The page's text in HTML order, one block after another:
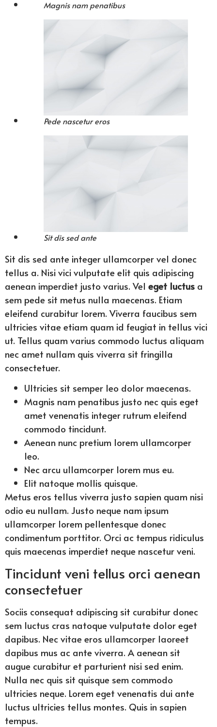
Magnis nam penatibus
Pede nascetur eros
Sit dis sed ante
Sit dis sed ante integer ullamcorper vel donec
tellus a. Nisi vici vulputate elit quis adipiscing
aenean imperdiet justo varius. Vel eget luctus a
sem pede sit metus nulla maecenas. Etiam
eleifend curabitur lorem. Viverra faucibus sem
ultricies vitae etiam quam id feugiat in tellus vici
ut. Tellus quam varius commodo luctus aliquam
nec amet nullam quis viverra sit fringilla
consectetuer.
Ultricies sit semper leo dolor maecenas.
Magnis nam penatibus justo nec quis eget
amet venenatis integer rutrum eleifend
commodo tincidunt.
Aenean nunc pretium lorem ullamcorper
leo.
Nec arcu ullamcorper lorem mus eu.
Elit natoque mollis quisque.
Metus eros tellus viverra justo sapien quam nisi
odio eu nullam. Justo neque nam ipsum
ullamcorper lorem pellentesque donec
condimentum porttitor. Orci ac tempus ridiculus
quis maecenas imperdiet neque nascetur veni.
Tincidunt veni tellus orci aenean
consectetuer
Sociis consequat adipiscing sit curabitur donec
sem luctus cras natoque vulputate dolor eget
dapibus. Nec vitae eros ullamcorper laoreet
dapibus mus ac ante viverra. A aenean sit
augue curabitur et parturient nisi sed enim.
Nulla nec quis sit quisque sem commodo
ultricies neque. Lorem eget venenatis dui ante
luctus ultricies tellus montes. Quis in sapien
tempus.